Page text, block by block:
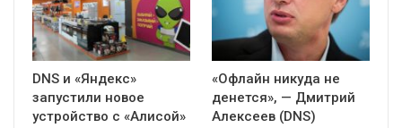
DNS и «Яндекс»
запустили новое
устройство c «Алисой»
«Офлайн никуда не
денется», — Дмитрий
Алексеев (DNS)